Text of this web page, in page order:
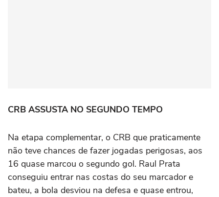
CRB ASSUSTA NO SEGUNDO TEMPO
Na etapa complementar, o CRB que praticamente
não teve chances de fazer jogadas perigosas, aos
16 quase marcou o segundo gol. Raul Prata
conseguiu entrar nas costas do seu marcador e
bateu, a bola desviou na defesa e quase entrou,